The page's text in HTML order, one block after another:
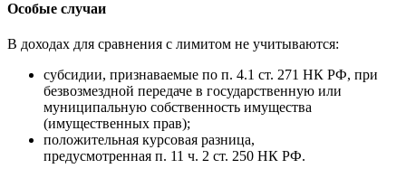
Особые случаи
В доходах для сравнения с лимитом не учитываются:
субсидии, признаваемые по п. 4.1 ст. 271 НК РФ, при
безвозмездной передаче в государственную или
муниципальную собственность имущества
(имущественных прав);
положительная курсовая разница,
предусмотренная п. 11 ч. 2 ст. 250 НК РФ.